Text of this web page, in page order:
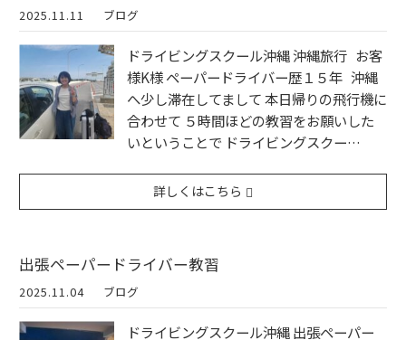
2025.11.11 ブログ
ドライビングスクール沖縄 沖縄旅行 お客
様K様 ペーパードライバー歴１５年 沖縄
へ少し滞在してまして 本日帰りの飛行機に
合わせて ５時間ほどの教習をお願いした
いということで ドライビングスクー…
詳しくはこちら
出張ペーパードライバー教習
2025.11.04 ブログ
ドライビングスクール沖縄 出張ペーパー